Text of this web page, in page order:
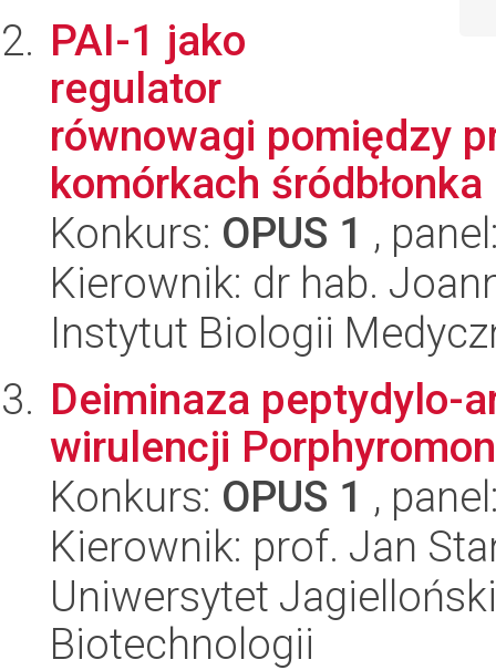
PAI-1 jako
regulator
równowagi pomiędzy
komórkach śródbłonka
Konkurs: OPUS 1 ,
Kierownik: dr hab.
Instytut Biologii
Deiminaza peptydylo-
wirulencji
Konkurs: OPUS 1 ,
Kierownik: prof. Jan
Uniwersytet
Biotechnologii